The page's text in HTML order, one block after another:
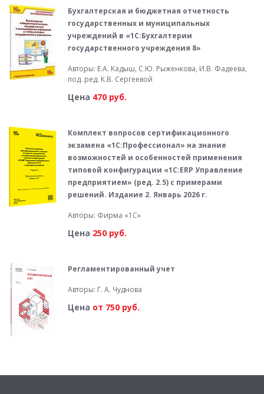
Бухгалтерская и бюджетная отчетность
государственных и муниципальных
учреждений в «1С:Бухгалтерии
государственного учреждения 8»
Авторы: Е.А. Кадыш, С.Ю. Рыженкова, И.В. Фадеева,
под. ред. К.В. Сергеевой
Цена 470 руб.
Комплект вопросов сертификационного
экзамена «1С:Профессионал» на знание
возможностей и особенностей применения
типовой конфигурации «1С:ERP Управление
предприятием» (ред. 2.5) с примерами
решений. Издание 2. Январь 2026 г.
Авторы: Фирма «1С»
Цена 250 руб.
Регламентированный учет
Авторы: Г. А. Чуднова
Цена от 750 руб.